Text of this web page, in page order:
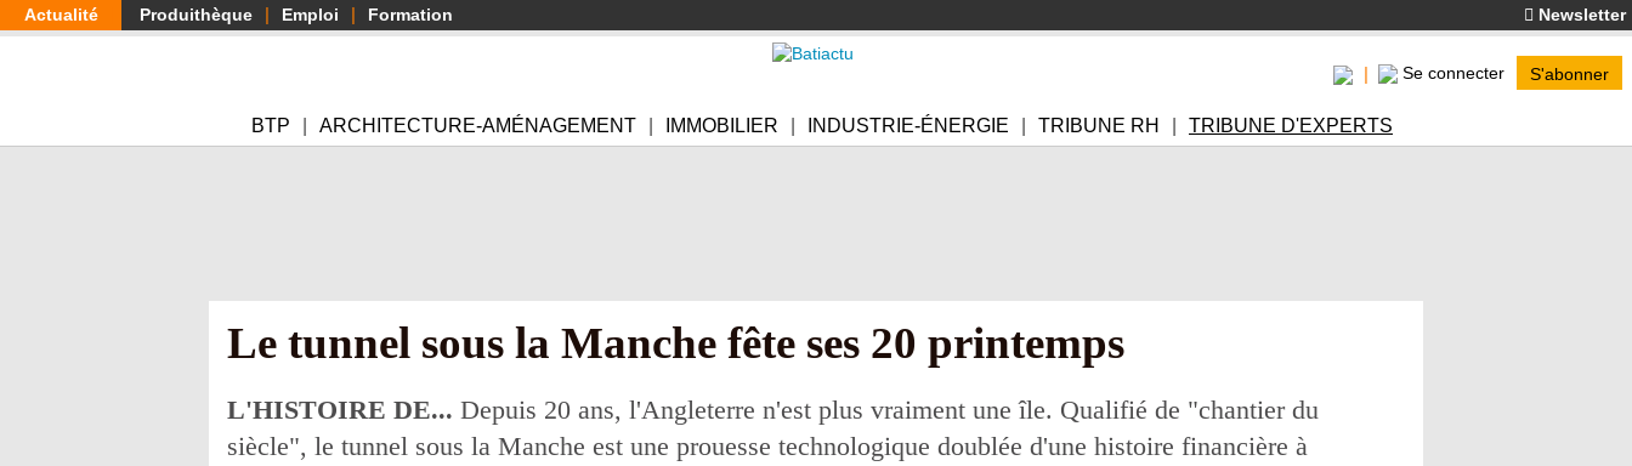
Aller
au
Actualité Produithèque Emploi Formation Newsletter
Se connecter S'abonner
BTP ARCHITECTURE-AMÉNAGEMENT IMMOBILIER INDUSTRIE-ÉNERGIE TRIBUNE RH TRIBUNE D'EXPERTS
Le tunnel sous la Manche fête ses 20 printemps
L'HISTOIRE DE... Depuis 20 ans, l'Angleterre n'est plus vraiment une île. Qualifié de "chantier du
siècle", le tunnel sous la Manche est une prouesse technologique doublée d'une histoire financière à